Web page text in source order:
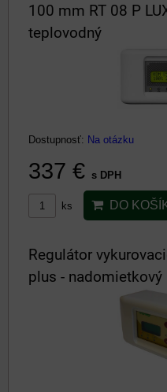
100 mm RT 08 P
teplovodný
Dostupnosť: Na otázku
337 € s DPH
ks DO
Regulátor
plus - nadomietkový